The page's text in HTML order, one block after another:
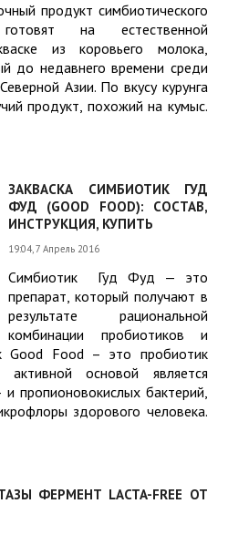
продукт симбиотического
на естественной
из коровьего молока,
до недавнего времени среди
Азии. По вкусу курунга
продукт, похожий на кумыс.
ЗАКВАСКА СИМБИОТИК ГУД
ФУД (GOOD FOOD): СОСТАВ,
ИНСТРУКЦИЯ, КУПИТЬ
19:04, 7 Апрель 2016
Симбиотик Гуд Фуд — это
препарат, который получают в
результате рациональной
комбинации пробиотиков и
Good Food – это пробиотик
основой является
пропионовокислых бактерий,
здорового человека.
ФЕРМЕНТ LACTA-FREE ОТ